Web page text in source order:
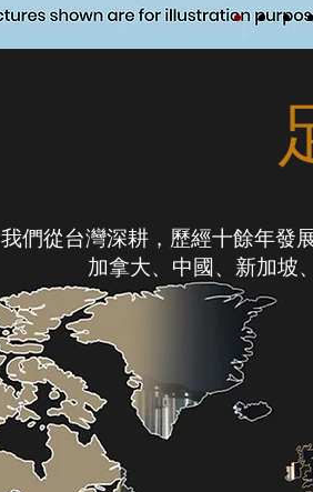
我們從台灣深耕，歷經十餘年發
加拿大、中國、新加坡